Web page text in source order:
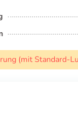
(mit Standard-